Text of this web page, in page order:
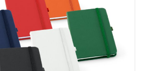
Código: CB 93493
Carrinho
Orçar